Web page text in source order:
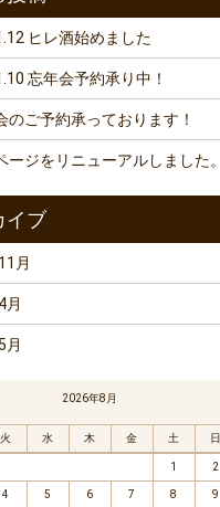
ヒレ酒始めました
忘年会予約承り中！
のご予約承っております！
ージをリニューアルしました。
月
月
月
2026年8月
火 水 木 金 土 日
1 2
4 5 6 7 8 9